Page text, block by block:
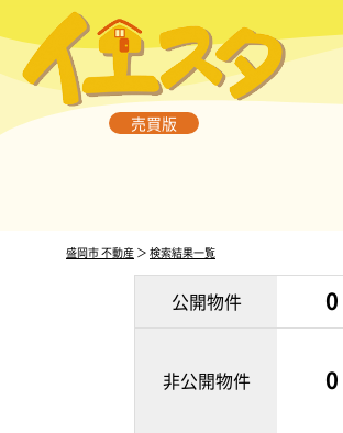
売買版
盛岡市 不動産 ＞ 検索結果一覧
公開物件 0
非公開物件 0